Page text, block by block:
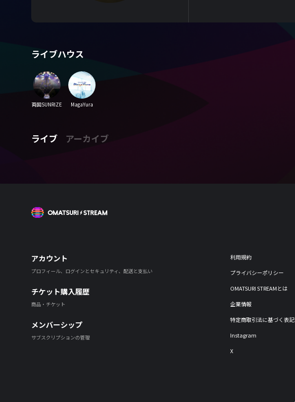
ライブハウス
両国SUNRIZE MagaYura
ライブ アーカイブ
アカウント
プロフィール、ログインとセキュリティ、配送と支払い
チケット購入履歴
商品・チケット
メンバーシップ
サブスクリプションの管理
利用規約
プライバシーポリシー
OMATSURI STREAMとは
企業情報
特定商取引法に基づく表記
Instagram
X